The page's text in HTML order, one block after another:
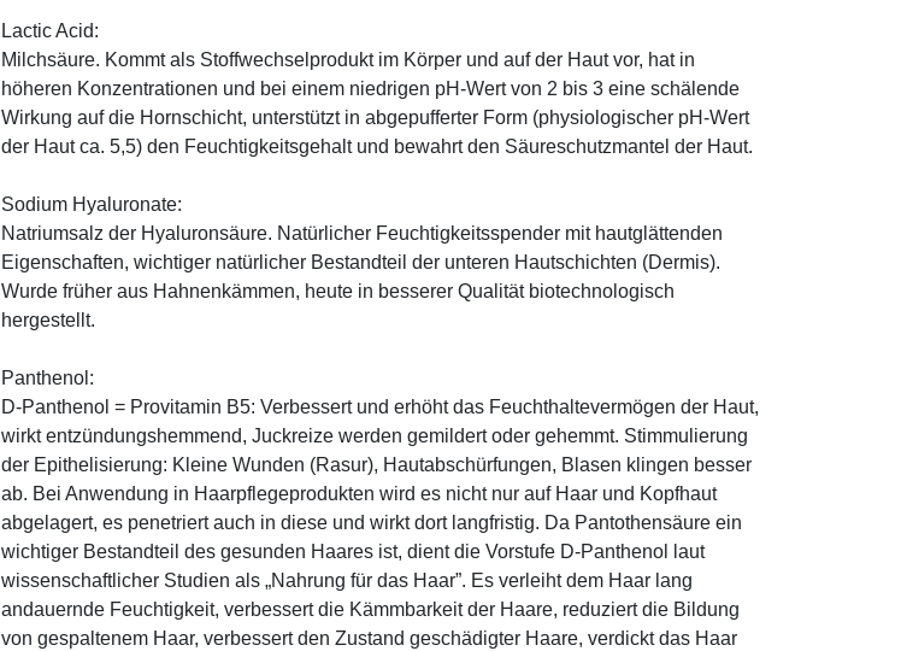
Lactic Acid:
Milchsäure. Kommt als Stoffwechselprodukt im Körper und auf der Haut vor, hat in
höheren Konzentrationen und bei einem niedrigen pH-Wert von 2 bis 3 eine schälende
Wirkung auf die Hornschicht, unterstützt in abgepufferter Form (physiologischer pH-Wert
der Haut ca. 5,5) den Feuchtigkeitsgehalt und bewahrt den Säureschutzmantel der Haut.
Sodium Hyaluronate:
Natriumsalz der Hyaluronsäure. Natürlicher Feuchtigkeitsspender mit hautglättenden
Eigenschaften, wichtiger natürlicher Bestandteil der unteren Hautschichten (Dermis).
Wurde früher aus Hahnenkämmen, heute in besserer Qualität biotechnologisch
hergestellt.
Panthenol:
D-Panthenol = Provitamin B5: Verbessert und erhöht das Feuchthaltevermögen der Haut,
wirkt entzündungshemmend, Juckreize werden gemildert oder gehemmt. Stimmulierung
der Epithelisierung: Kleine Wunden (Rasur), Hautabschürfungen, Blasen klingen besser
ab. Bei Anwendung in Haarpflegeprodukten wird es nicht nur auf Haar und Kopfhaut
abgelagert, es penetriert auch in diese und wirkt dort langfristig. Da Pantothensäure ein
wichtiger Bestandteil des gesunden Haares ist, dient die Vorstufe D-Panthenol laut
wissenschaftlicher Studien als „Nahrung für das Haar”. Es verleiht dem Haar lang
andauernde Feuchtigkeit, verbessert die Kämmbarkeit der Haare, reduziert die Bildung
von gespaltenem Haar, verbessert den Zustand geschädigter Haare, verdickt das Haar